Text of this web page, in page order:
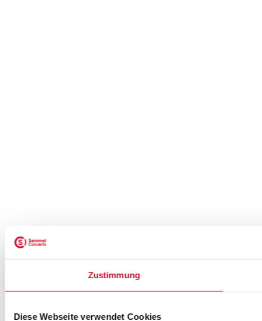
Zustimmung
Diese Webseite verwendet Cookies